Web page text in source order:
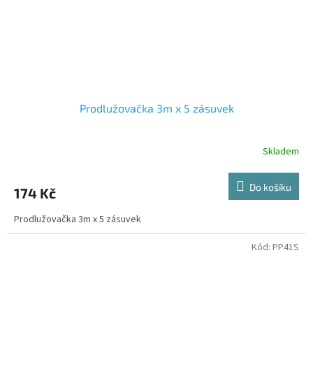
Prodlužovačka 3m x 5 zásuvek
Skladem
174 Kč Do košíku
Prodlužovačka 3m x 5 zásuvek
Kód: PP41S